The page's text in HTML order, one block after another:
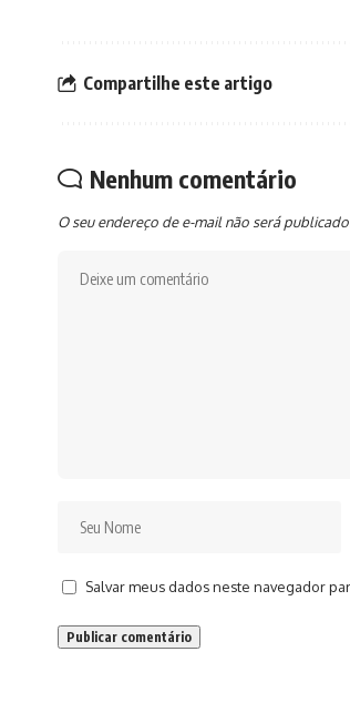
Compartilhe este artigo
Nenhum comentário
O seu endereço de e-mail não será
Salvar meus dados neste navegador